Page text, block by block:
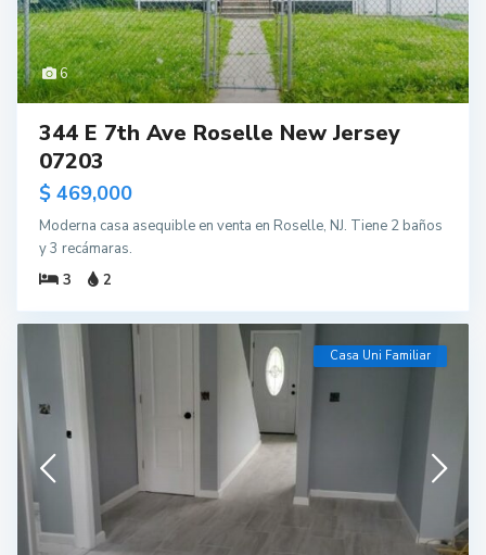
6
344 E 7th Ave Roselle New Jersey
07203
$ 469,000
Moderna casa asequible en venta en Roselle, NJ. Tiene 2 baños
y 3 recámaras.
3
2
Casa Uni Familiar